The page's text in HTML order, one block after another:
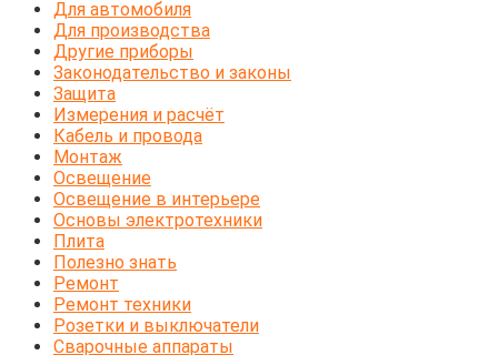
Для автомобиля
Для производства
Другие приборы
Законодательство и законы
Защита
Измерения и расчёт
Кабель и провода
Монтаж
Освещение
Освещение в интерьере
Основы электротехники
Плита
Полезно знать
Ремонт
Ремонт техники
Розетки и выключатели
Сварочные аппараты